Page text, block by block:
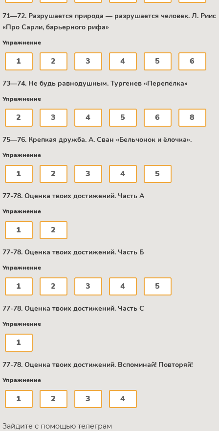
71—72. Разрушается природа — разрушается человек. Л. Риис
«Про Сарли, барьерного рифа»
Упражнение
1 2 3 4 5 6
73—74. Не будь равнодушным. Тургенев «Перепёлка»
Упражнение
2 3 4 5 6 8
75—76. Крепкая дружба. А. Сван «Бельчонок и ёлочка».
Упражнение
1 2 3 4 5
77-78. Оценка твоих достижений. Часть А
Упражнение
1 2
77-78. Оценка твоих достижений. Часть Б
Упражнение
1 2 3 4 5
77-78. Оценка твоих достижений. Часть С
Упражнение
1
77-78. Оценка твоих достижений. Вспоминай! Повторяй!
Упражнение
1 2 3 4
Зайдите с помощью телеграм